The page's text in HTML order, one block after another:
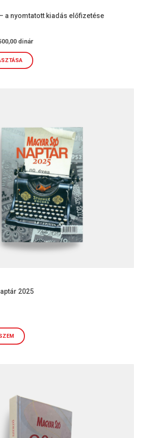
a nyomtatott kiadás előfizetése
dinárÁrtartomány:
500,00 dinár
2025